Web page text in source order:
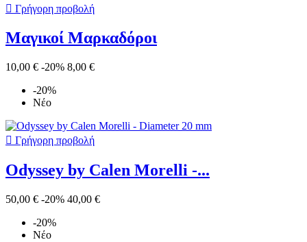
 Γρήγορη προβολή
Μαγικοί Μαρκαδόροι
10,00 € -20% 8,00 €
-20%
Νέο
 Γρήγορη προβολή
Odyssey by Calen Morelli -...
50,00 € -20% 40,00 €
-20%
Νέο